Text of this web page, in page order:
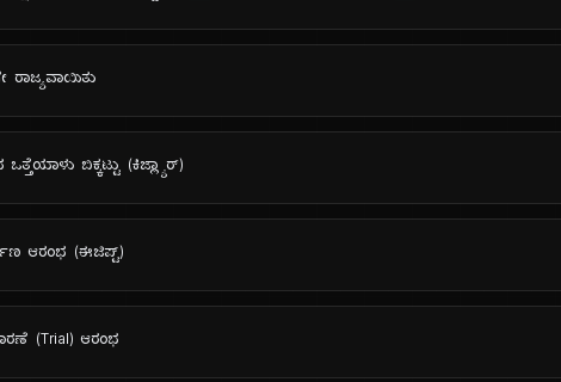
ರಾಜ್ಯವಾಯಿತು
ಬಿಕ್ಕಟ್ಟು (ಕಿಜ್ಲ್ಯಾರ್)
ಆರಂಭ (ಈಜಿಪ್ಟ್)
(Trial) ಆರಂಭ